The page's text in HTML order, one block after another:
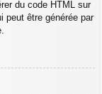
du code HTML sur
peut être générée par